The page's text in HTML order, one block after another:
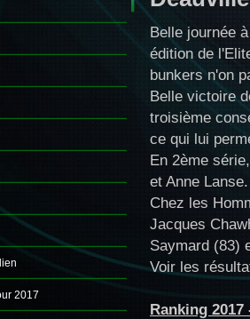
2017
Belle journée
édition de
bunkers n'on
Belle victoire
troisième
ce qui lui
En 2ème
et Anne Lanse.
Chez les
Jacques
Saymard (83)
Voir les
Ranking